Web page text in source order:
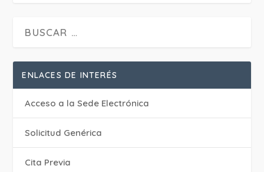
ENLACES DE INTERÉS
Acceso a la Sede Electrónica
Solicitud Genérica
Cita Previa